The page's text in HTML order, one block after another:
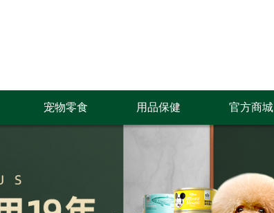
宠物零食 用品保健 官方商城